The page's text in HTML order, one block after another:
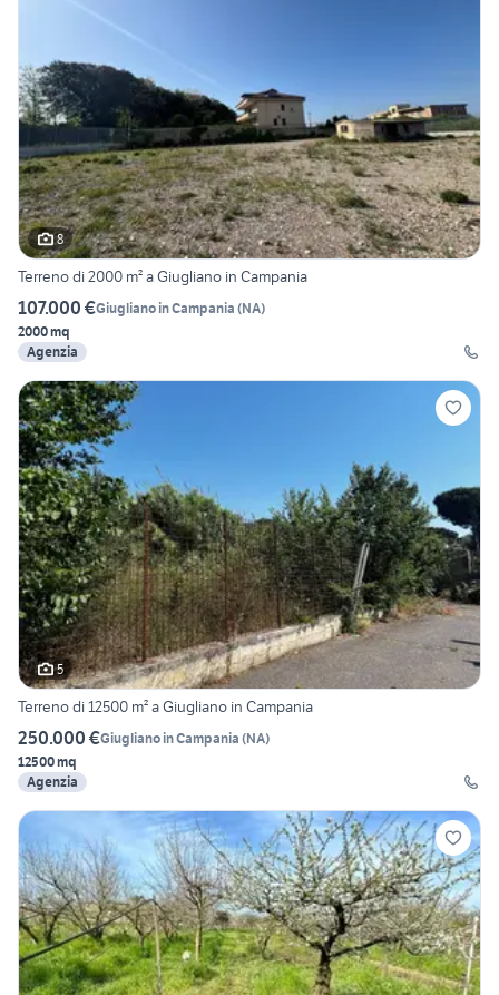
8
Terreno di 2000 m² a Giugliano in Campania
107.000 €Giugliano in Campania (NA)
2000 mq
Agenzia
5
Terreno di 12500 m² a Giugliano in Campania
250.000 €Giugliano in Campania (NA)
12500 mq
Agenzia